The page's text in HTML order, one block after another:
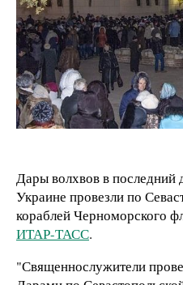
Дары волхвов в последний
Украине провезли по
кораблей Черноморского
ИТАР-ТАСС.
"Священнослужители